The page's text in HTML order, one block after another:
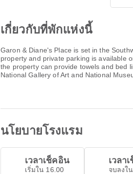
เกี่ยวกับที่พักแห่งนี้
Garon & Diane's Place is set in the
property and private parking is available
the property can provide towels and bed
National Gallery of Art and National
นโยบายโรงแรม
เวลาเช็คอิน
เริ่มใน 16.00
เวลา
จบลงใ